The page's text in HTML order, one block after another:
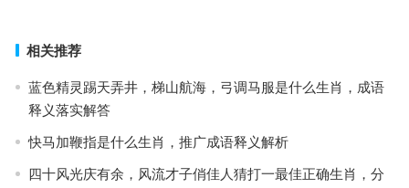
相关推荐
蓝色精灵踢天弄井，梯山航海，弓调马服是什么生肖，成语
释义落实解答
快马加鞭指是什么生肖，推广成语释义解析
四十风光庆有余，风流才子俏佳人猜打一最佳正确生肖，分